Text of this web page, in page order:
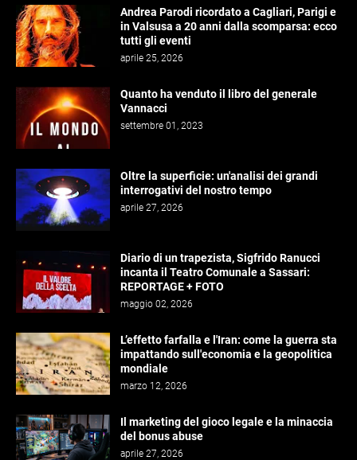
Andrea Parodi ricordato a Cagliari, Parigi e
in Valsusa a 20 anni dalla scomparsa: ecco
tutti gli eventi
aprile 25, 2026
Quanto ha venduto il libro del generale
Vannacci
settembre 01, 2023
Oltre la superficie: un'analisi dei grandi
interrogativi del nostro tempo
aprile 27, 2026
Diario di un trapezista, Sigfrido Ranucci
incanta il Teatro Comunale a Sassari:
REPORTAGE + FOTO
maggio 02, 2026
L’effetto farfalla e l'Iran: come la guerra sta
impattando sull'economia e la geopolitica
mondiale
marzo 12, 2026
Il marketing del gioco legale e la minaccia
del bonus abuse
aprile 27, 2026